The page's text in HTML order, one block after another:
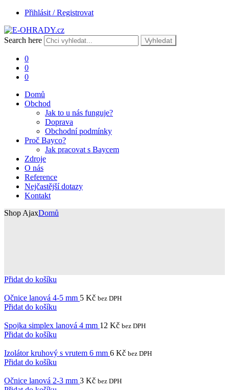
Přihlásit / Registrovat
Search here Vyhledat
0
0
0
Domů
Obchod
Jak to u nás funguje?
Doprava
Obchodní podmínky
Proč Bayco?
Jak pracovat s Baycem
Zdroje
O nás
Reference
Nejčastější dotazy
Kontakt
Shop AjaxDomů
Přidat do košíku
Očnice lanová 4-5 mm 5 Kč bez DPH
Přidat do košíku
Spojka simplex lanová 4 mm 12 Kč bez DPH
Přidat do košíku
Izolátor kruhový s vrutem 6 mm 6 Kč bez DPH
Přidat do košíku
Očnice lanová 2-3 mm 3 Kč bez DPH